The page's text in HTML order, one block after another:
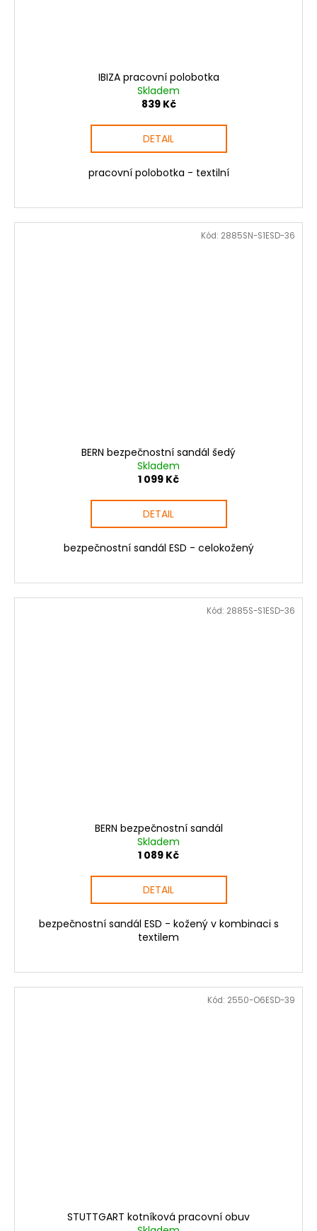
IBIZA pracovní polobotka
Skladem
839 Kč
DETAIL
pracovní polobotka - textilní
BERN bezpečnostní sandál šedý
Skladem
1 099 Kč
DETAIL
bezpečnostní sandál ESD - celokožený
Kód: 2885SN-S1ESD-36
BERN bezpečnostní sandál
Skladem
1 089 Kč
DETAIL
bezpečnostní sandál ESD - kožený v kombinaci s
textilem
Kód: 2885S-S1ESD-36
STUTTGART kotníková pracovní obuv
Kód: 2550-O6ESD-39